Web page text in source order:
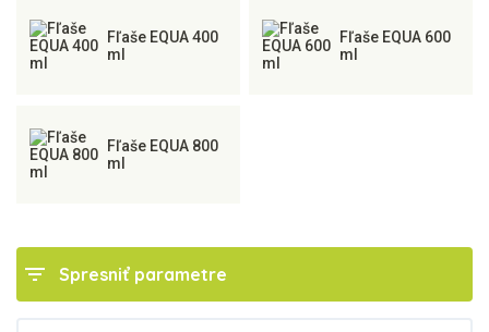
Fľaše EQUA 400
ml
Fľaše EQUA 600
ml
Fľaše EQUA 800
ml
filter_list Spresniť parametre